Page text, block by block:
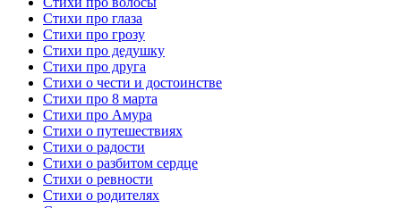
Стихи про глаза
Стихи про грозу
Стихи про дедушку
Стихи про друга
Стихи о чести и достоинстве
Стихи про 8 марта
Стихи про Амура
Стихи о путешествиях
Стихи о радости
Стихи о разбитом сердце
Стихи о ревности
Стихи о родителях